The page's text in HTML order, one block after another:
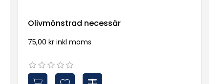
Olivmönstrad necessär
75,00 kr inkl moms